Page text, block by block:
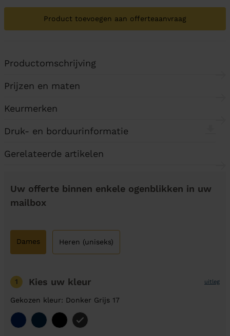
Product toevoegen aan offerteaanvraag
Productomschrijving
Prijzen en maten
Keurmerken
Druk- en borduurinformatie
Gerelateerde artikelen
Uw offerte binnen enkele ogenblikken in uw
mailbox
Dames Heren (uniseks)
1 Kies uw kleur uitleg
Gekozen kleur: Donker Grijs 17